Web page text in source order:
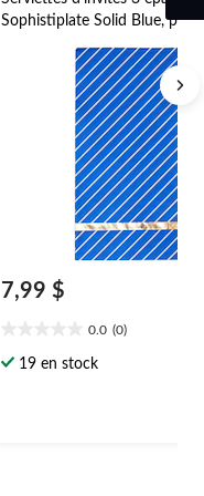
Sophistiplate Solid Blue, paq.
7,99 $
0.0 (0)
étoile(s)
19 en stock